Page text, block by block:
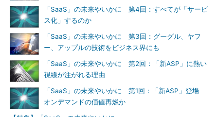
「SaaS」の未来やいかに 第4回：すべてが「サービ
ス化」するのか
「SaaS」の未来やいかに 第3回：グーグル、ヤフ
ー、アップルの技術をビジネス界にも
「SaaS」の未来やいかに 第2回：「新ASP」に熱い
視線が注がれる理由
「SaaS」の未来やいかに 第1回：「新ASP」登場
オンデマンドの価値再燃か